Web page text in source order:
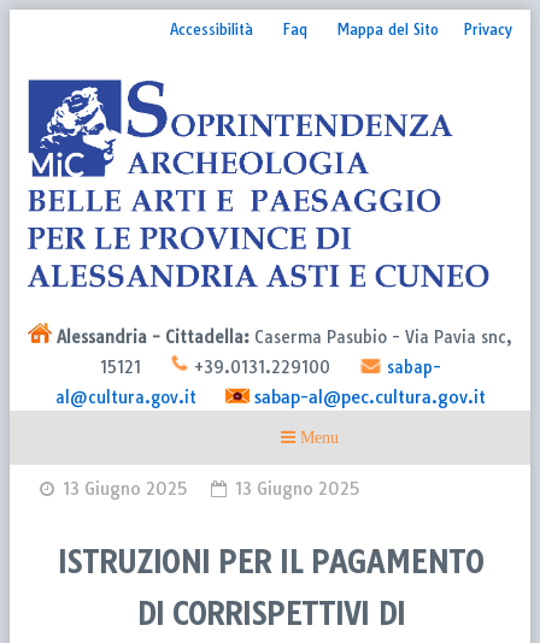
Accessibilità Faq Mappa del Sito Privacy
Alessandria - Cittadella: Caserma Pasubio - Via Pavia snc,
15121
+39.0131.229100
sabap-
al@cultura.gov.it
sabap-al@pec.cultura.gov.it
13 Giugno 2025 13 Giugno 2025
ISTRUZIONI PER IL PAGAMENTO
DI CORRISPETTIVI DI